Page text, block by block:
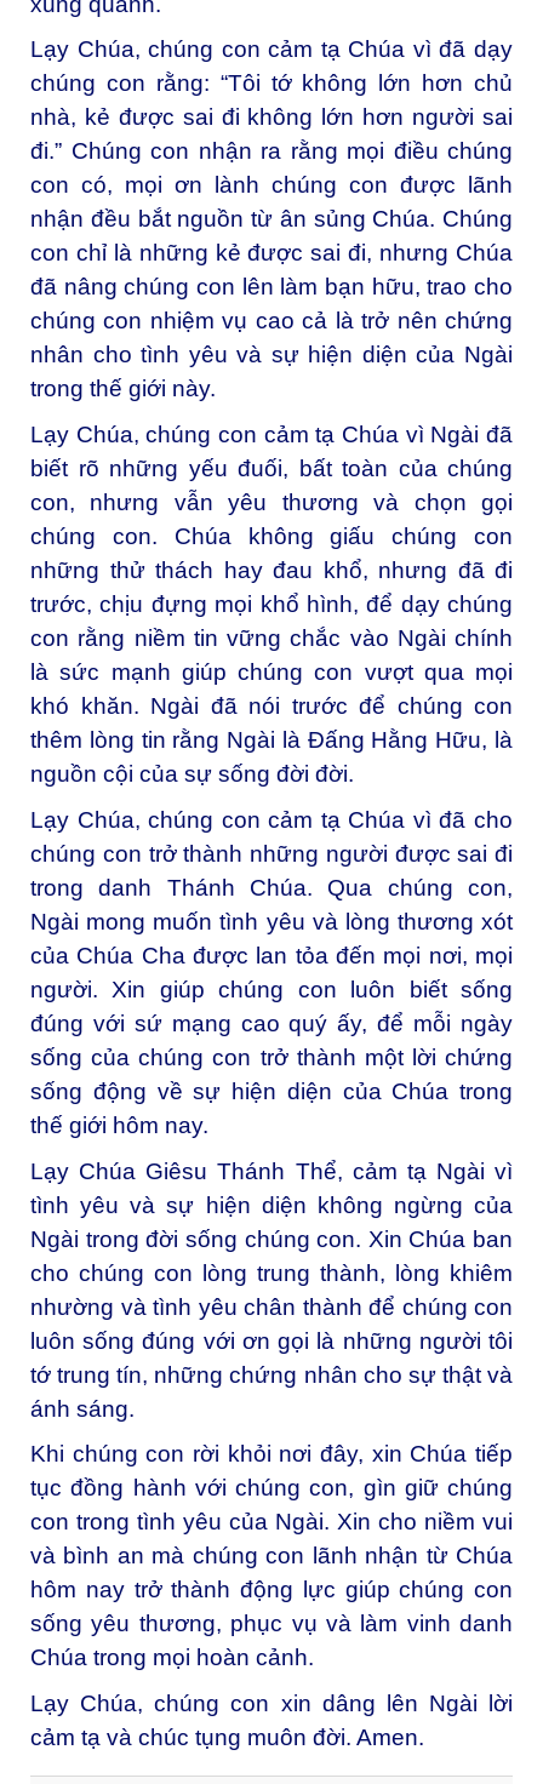
Lạy Chúa, chúng con cảm tạ Chúa vì đã dạy
chúng con rằng: “Tôi tớ không lớn hơn chủ
nhà, kẻ được sai đi không lớn hơn người sai
đi.” Chúng con nhận ra rằng mọi điều chúng
con có, mọi ơn lành chúng con được lãnh
nhận đều bắt nguồn từ ân sủng Chúa. Chúng
con chỉ là những kẻ được sai đi, nhưng Chúa
đã nâng chúng con lên làm bạn hữu, trao cho
chúng con nhiệm vụ cao cả là trở nên chứng
nhân cho tình yêu và sự hiện diện của Ngài
trong thế giới này.
Lạy Chúa, chúng con cảm tạ Chúa vì Ngài đã
biết rõ những yếu đuối, bất toàn của chúng
con, nhưng vẫn yêu thương và chọn gọi
chúng con. Chúa không giấu chúng con
những thử thách hay đau khổ, nhưng đã đi
trước, chịu đựng mọi khổ hình, để dạy chúng
con rằng niềm tin vững chắc vào Ngài chính
là sức mạnh giúp chúng con vượt qua mọi
khó khăn. Ngài đã nói trước để chúng con
thêm lòng tin rằng Ngài là Đấng Hằng Hữu, là
nguồn cội của sự sống đời đời.
Lạy Chúa, chúng con cảm tạ Chúa vì đã cho
chúng con trở thành những người được sai đi
trong danh Thánh Chúa. Qua chúng con,
Ngài mong muốn tình yêu và lòng thương xót
của Chúa Cha được lan tỏa đến mọi nơi, mọi
người. Xin giúp chúng con luôn biết sống
đúng với sứ mạng cao quý ấy, để mỗi ngày
sống của chúng con trở thành một lời chứng
sống động về sự hiện diện của Chúa trong
thế giới hôm nay.
Lạy Chúa Giêsu Thánh Thể, cảm tạ Ngài vì
tình yêu và sự hiện diện không ngừng của
Ngài trong đời sống chúng con. Xin Chúa ban
cho chúng con lòng trung thành, lòng khiêm
nhường và tình yêu chân thành để chúng con
luôn sống đúng với ơn gọi là những người tôi
tớ trung tín, những chứng nhân cho sự thật và
ánh sáng.
Khi chúng con rời khỏi nơi đây, xin Chúa tiếp
tục đồng hành với chúng con, gìn giữ chúng
con trong tình yêu của Ngài. Xin cho niềm vui
và bình an mà chúng con lãnh nhận từ Chúa
hôm nay trở thành động lực giúp chúng con
sống yêu thương, phục vụ và làm vinh danh
Chúa trong mọi hoàn cảnh.
Lạy Chúa, chúng con xin dâng lên Ngài lời
cảm tạ và chúc tụng muôn đời. Amen.